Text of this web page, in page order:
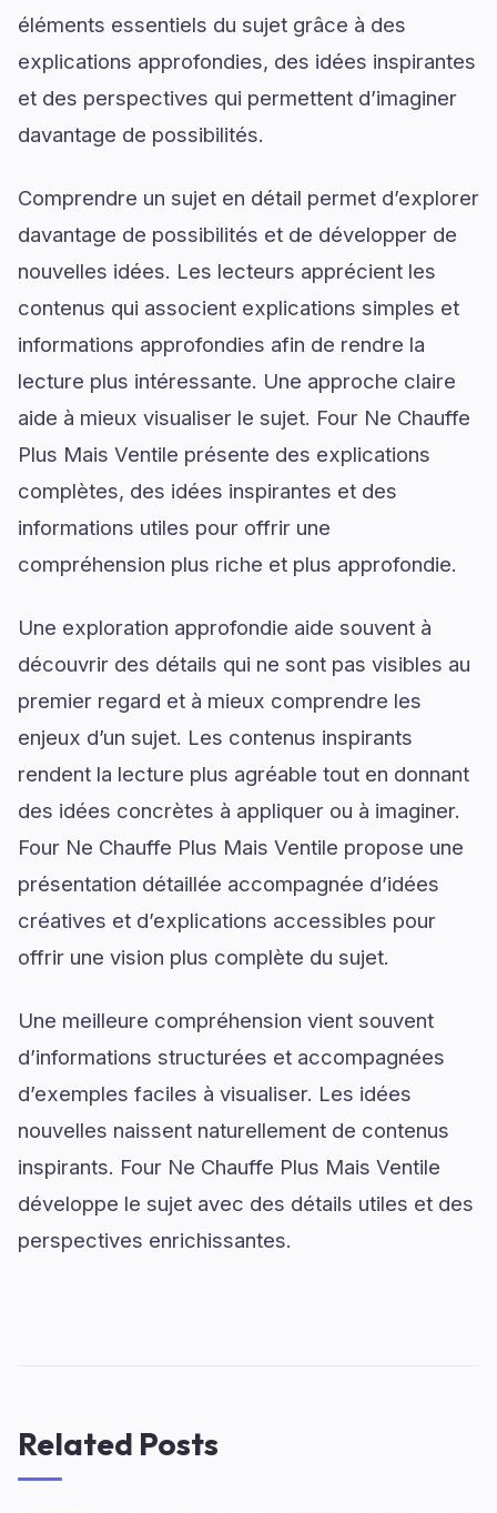
éléments essentiels du sujet grâce à des
explications approfondies, des idées inspirantes
et des perspectives qui permettent d’imaginer
davantage de possibilités.
Comprendre un sujet en détail permet d’explorer
davantage de possibilités et de développer de
nouvelles idées. Les lecteurs apprécient les
contenus qui associent explications simples et
informations approfondies afin de rendre la
lecture plus intéressante. Une approche claire
aide à mieux visualiser le sujet. Four Ne Chauffe
Plus Mais Ventile présente des explications
complètes, des idées inspirantes et des
informations utiles pour offrir une
compréhension plus riche et plus approfondie.
Une exploration approfondie aide souvent à
découvrir des détails qui ne sont pas visibles au
premier regard et à mieux comprendre les
enjeux d’un sujet. Les contenus inspirants
rendent la lecture plus agréable tout en donnant
des idées concrètes à appliquer ou à imaginer.
Four Ne Chauffe Plus Mais Ventile propose une
présentation détaillée accompagnée d’idées
créatives et d’explications accessibles pour
offrir une vision plus complète du sujet.
Une meilleure compréhension vient souvent
d’informations structurées et accompagnées
d’exemples faciles à visualiser. Les idées
nouvelles naissent naturellement de contenus
inspirants. Four Ne Chauffe Plus Mais Ventile
développe le sujet avec des détails utiles et des
perspectives enrichissantes.
Related Posts